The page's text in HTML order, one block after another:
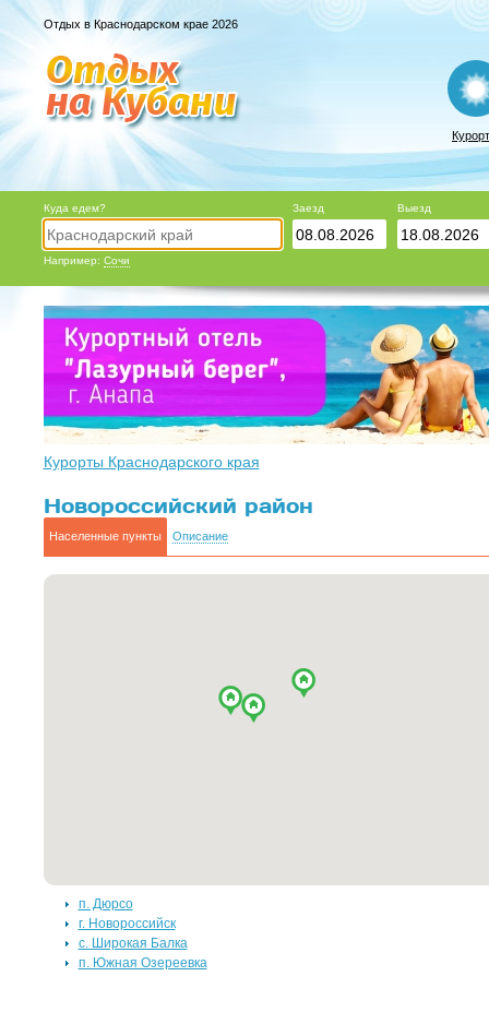
Отдых в Краснодарском крае 2026
Куда едем?
Например: Сочи
Заезд Выезд
Курорты Краснодарского края
Новороссийский район
Населенные пункты Описание
п. Дюрсо
г. Новороссийск
с. Широкая Балка
п. Южная Озереевка